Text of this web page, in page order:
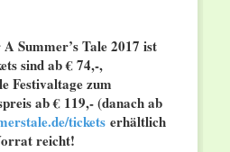
Summer’s Tale 2017 ist
sind ab € 74,-,
Festivaltage zum
ab € 119,- (danach ab
tickets erhältlich
reicht!